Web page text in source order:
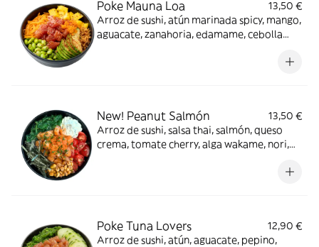
Poke Mauna Loa
13,50 €
Arroz de sushi, atún marinada spicy, mango,
aguacate, zanahoria, edamame, cebolla
New! Peanut Salmón
13,50 €
Arroz de sushi, salsa thai, salmón, queso
crema, tomate cherry, alga wakame, nori,
Poke Tuna Lovers
12,90 €
Arroz de sushi, atún, aguacate, pepino,